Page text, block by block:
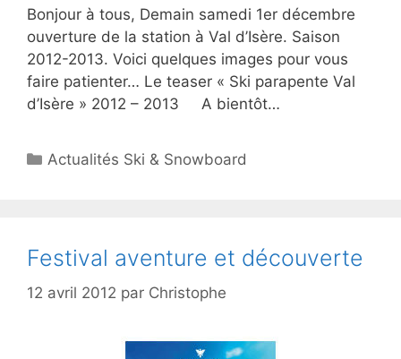
Bonjour à tous, Demain samedi 1er décembre
ouverture de la station à Val d’Isère. Saison
2012-2013. Voici quelques images pour vous
faire patienter… Le teaser « Ski parapente Val
d’Isère » 2012 – 2013 A bientôt…
Catégories
Actualités Ski & Snowboard
Festival aventure et découverte
12 avril 2012 par Christophe